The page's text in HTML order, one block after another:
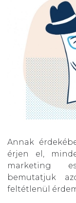
Annak
érjen el,
marketing
bemutatjuk
feltétlenül